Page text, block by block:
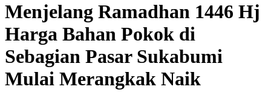
Menjelang Ramadhan 1446 Hj
Harga Bahan Pokok di
Sebagian Pasar Sukabumi
Mulai Merangkak Naik